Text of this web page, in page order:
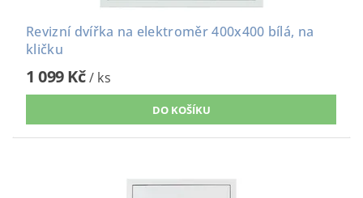
Revizní dvířka na elektroměr 400x400 bílá, na
kličku
1 099 Kč/ ks